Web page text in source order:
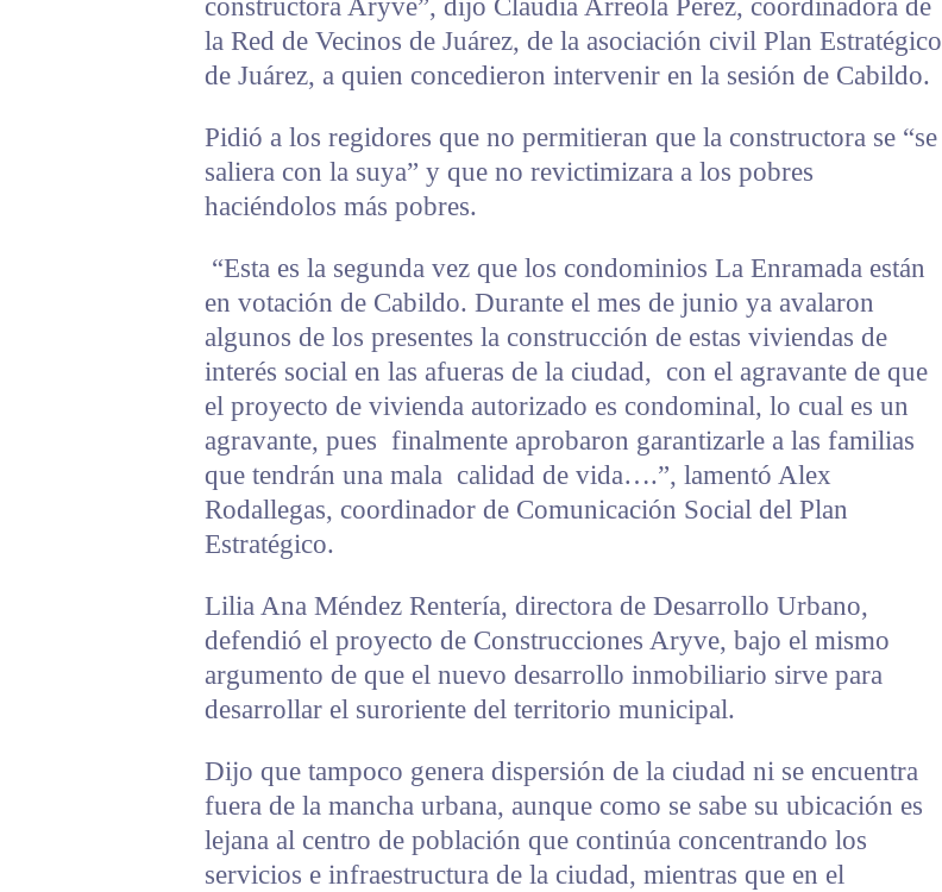
constructora Aryve”, dijo Claudia Arreola Pérez, coordinadora de
la Red de Vecinos de Juárez, de la asociación civil Plan Estratégico
de Juárez, a quien concedieron intervenir en la sesión de Cabildo.
Pidió a los regidores que no permitieran que la constructora se “se
saliera con la suya” y que no revictimizara a los pobres
haciéndolos más pobres.
“Esta es la segunda vez que los condominios La Enramada están
en votación de Cabildo. Durante el mes de junio ya avalaron
algunos de los presentes la construcción de estas viviendas de
interés social en las afueras de la ciudad, con el agravante de que
el proyecto de vivienda autorizado es condominal, lo cual es un
agravante, pues finalmente aprobaron garantizarle a las familias
que tendrán una mala calidad de vida….”, lamentó Alex
Rodallegas, coordinador de Comunicación Social del Plan
Estratégico.
Lilia Ana Méndez Rentería, directora de Desarrollo Urbano,
defendió el proyecto de Construcciones Aryve, bajo el mismo
argumento de que el nuevo desarrollo inmobiliario sirve para
desarrollar el suroriente del territorio municipal.
Dijo que tampoco genera dispersión de la ciudad ni se encuentra
fuera de la mancha urbana, aunque como se sabe su ubicación es
lejana al centro de población que continúa concentrando los
servicios e infraestructura de la ciudad, mientras que en el